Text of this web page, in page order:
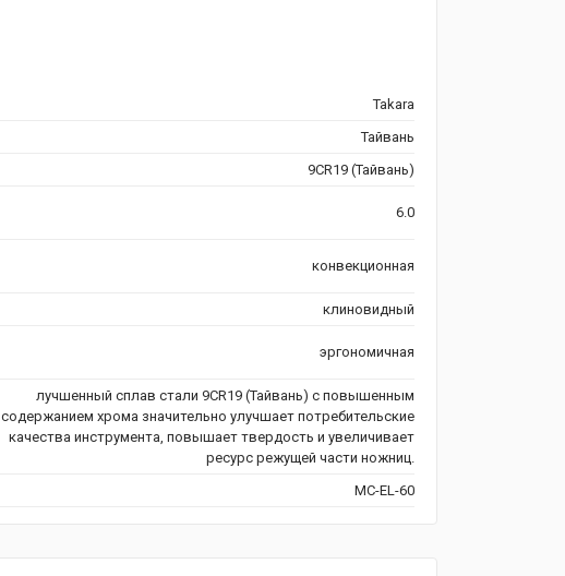
Takara
Тайвань
9CR19 (Тайвань)
6.0
конвекционная
клиновидный
эргономичная
лучшенный сплав стали 9CR19 (Тайвань) с повышенным
содержанием хрома значительно улучшает потребительские
качества инструмента, повышает твердость и увеличивает
ресурс режущей части ножниц.
MC-EL-60